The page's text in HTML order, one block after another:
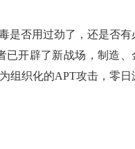
是否用过劲了，还是否有
已开辟了新战场，制造、
组织化的APT攻击，零日